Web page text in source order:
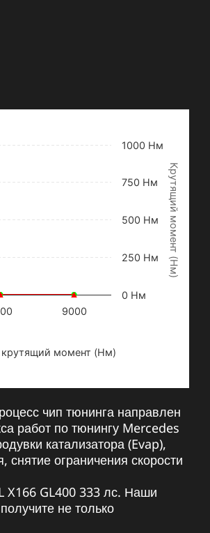
К
р
у
т
я
щ
и
й
м
о
м
е
н
т
(
Н
м
)
крутящий момент (Нм)
9000
0 Нм
250 Нм
500 Нм
750 Нм
1000 Нм
чип тюнинга направлен
работ по тюнингу Mercedes
катализатора (Evap),
ограничения скорости
X166 GL400 333 лс. Наши
не только